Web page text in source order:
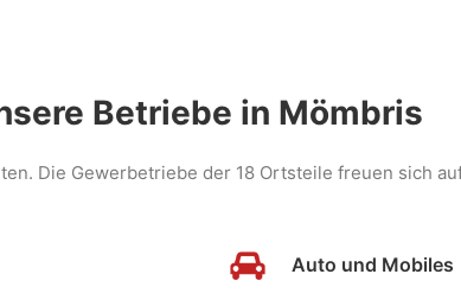
Betriebe in Mömbris
Die Gewerbetriebe der 18 Ortsteile freuen sich
Auto und Mobiles